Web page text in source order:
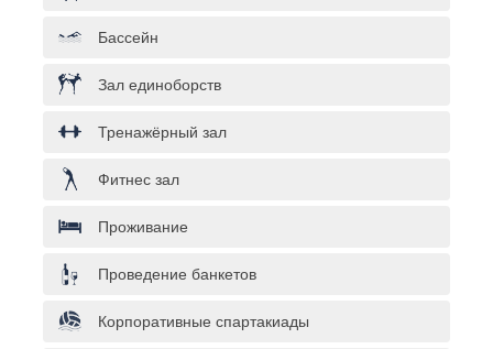
Бассейн
Зал единоборств
Тренажёрный зал
Фитнес зал
Проживание
Проведение банкетов
Корпоративные спартакиады